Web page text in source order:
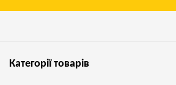
Категорії товарів